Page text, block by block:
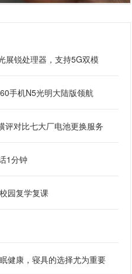
展锐处理器，支持5G双模
手机N5光明大陆版领航
评对比七大厂电池更换服务
1分钟
园复学复课
健康，寝具的选择尤为重要